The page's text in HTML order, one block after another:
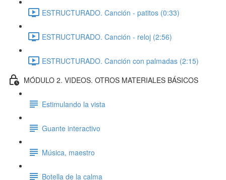
ESTRUCTURADO. Canción - patitos (0:33)
ESTRUCTURADO. Canción - reloj (2:56)
ESTRUCTURADO. Canción con palmadas (2:15)
MÓDULO 2. VIDEOS. OTROS MATERIALES BÁSICOS
Estimulando la vista
Guante interactivo
Música, maestro
Botella de la calma